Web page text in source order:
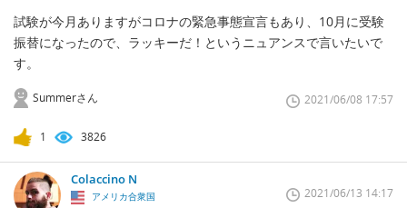
試験が今月ありますがコロナの緊急事態宣言もあり、10月に受験
振替になったので、ラッキーだ！というニュアンスで言いたいで
す。
Summerさん 2021/06/08 17:57
1 3826
Colaccino N
アメリカ合衆国 2021/06/13 14:17